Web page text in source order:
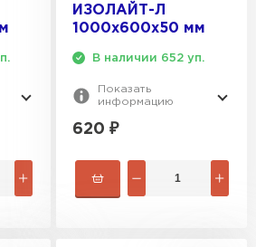
ИЗОЛАЙТ-Л
1000х600х50 мм
В наличии 652 уп.
Показать
информацию
620 ₽